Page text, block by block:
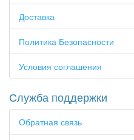
Доставка
Политика Безопасности
Условия соглашения
Служба поддержки
Обратная связь